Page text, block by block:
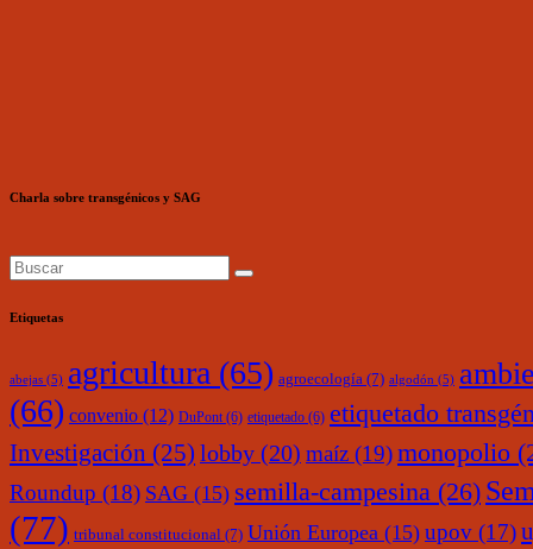
Charla sobre transgénicos y SAG
Etiquetas
abejas (5) agricultura (65) agroecología (7) algodón (5)
(66) convenio (12) DuPont (6) etiquetado (6) etiquetado
Investigación (25) lobby (20) maíz (19)monopolio
Roundup (18) SAG (15) semilla-campesina (26)
(77) tribunal constitucional (7) Unión Europea (15) upov (17)